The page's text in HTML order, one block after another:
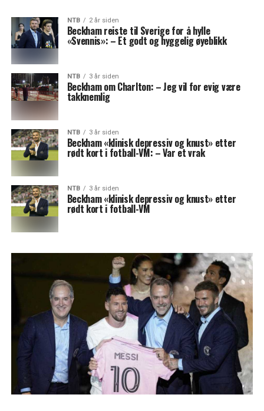
NTB 2 år siden
Beckham reiste til Sverige for å hylle
«Svennis»: – Et godt og hyggelig øyeblikk
NTB 3 år siden
Beckham om Charlton: – Jeg vil for evig være
takknemlig
NTB 3 år siden
Beckham «klinisk depressiv og knust» etter
rødt kort i fotball-VM: – Var et vrak
NTB 3 år siden
Beckham «klinisk depressiv og knust» etter
rødt kort i fotball-VM